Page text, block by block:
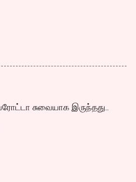
சுவையாக இருந்தது..